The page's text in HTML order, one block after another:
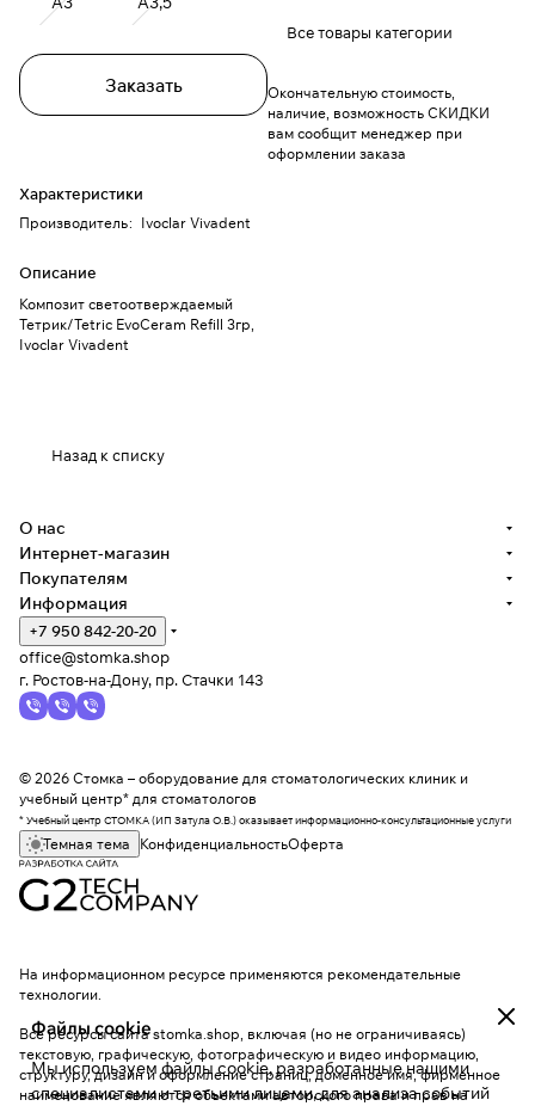
Заказать
Характеристики
Производитель: Ivoclar Vivadent
Описание
Композит светоотверждаемый
Тетрик/Tetric EvoCeram Refill 3гр,
Ivoclar Vivadent
Все товары категории
Окончательную стоимость,
наличие, возможность СКИДКИ
вам сообщит менеджер при
оформлении заказа
Назад к списку
Файлы cookie
Мы используем файлы cookie, разработанные нашими
специалистами и третьими лицами, для анализа событий
О нас
Интернет-магазин
Покупателям
Информация
+7 950 842-20-20
office@stomka.shop
г. Ростов-на-Дону, пр. Стачки 143
© 2026 Стомка – оборудование для стоматологических клиник и
учебный центр* для стоматологов
* Учебный центр СТОМКА (ИП Затула О.В.) оказывает информационно-консультационные услуги
Темная тема КонфиденциальностьОферта
На информационном ресурсе применяются рекомендательные
технологии.
Все ресурсы сайта stomka.shop, включая (но не ограничиваясь)
текстовую, графическую, фотографическую и видео информацию,
структуру, дизайн и оформление страниц, доменное имя, фирменное
наименование являются объектами авторского права и прав на